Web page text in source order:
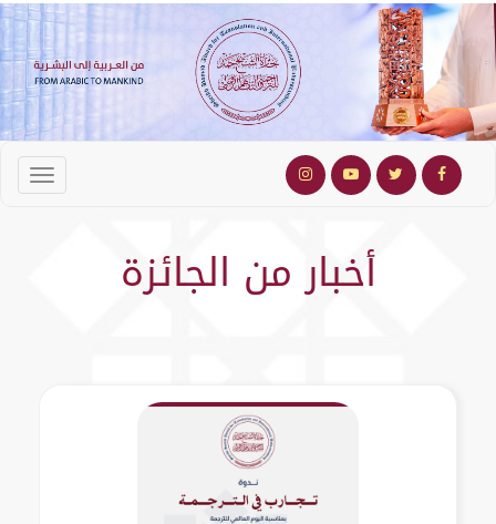
أخبار من الجائزة